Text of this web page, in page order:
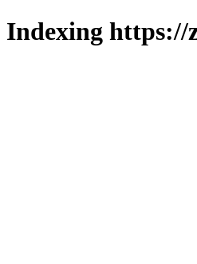
Indexing https://